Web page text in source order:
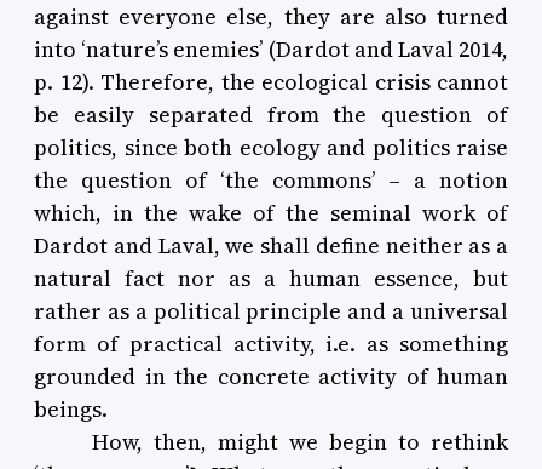
against everyone else, they are also turned
into ‘nature’s enemies’ (Dardot and Laval 2014,
p. 12). Therefore, the ecological crisis cannot
be easily separated from the question of
politics, since both ecology and politics raise
the question of ‘the commons’ – a notion
which, in the wake of the seminal work of
Dardot and Laval, we shall define neither as a
natural fact nor as a human essence, but
rather as a political principle and a universal
form of practical activity, i.e. as something
grounded in the concrete activity of human
beings.
How, then, might we begin to rethink